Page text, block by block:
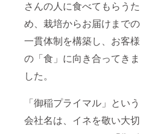
さんの人に食べてもらうた
め、栽培からお届けまでの
一貫体制を構築し、お客様
の「食」に向き合ってきま
した。
「御稲プライマル」という
会社名は、イネを敬い大切